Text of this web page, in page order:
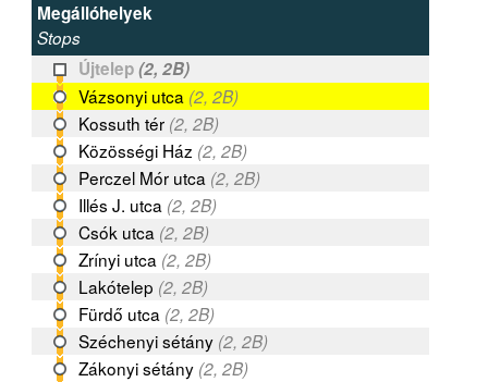
Megállóhelyek
Stops
Újtelep(2, 2B)
Vázsonyi utca (2, 2B)
Kossuth tér (2, 2B)
Közösségi Ház (2, 2B)
Perczel Mór utca (2, 2B)
Illés J. utca (2, 2B)
Csók utca (2, 2B)
Zrínyi utca (2, 2B)
Lakótelep (2, 2B)
Fürdő utca (2, 2B)
Széchenyi sétány (2, 2B)
Zákonyi sétány (2, 2B)